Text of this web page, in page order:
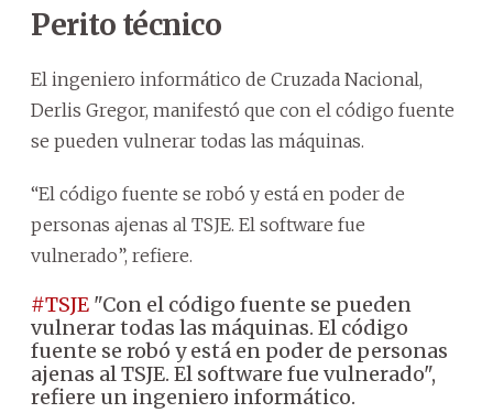
Perito técnico
El ingeniero informático de Cruzada Nacional,
Derlis Gregor, manifestó que con el código fuente
se pueden vulnerar todas las máquinas.
“El código fuente se robó y está en poder de
personas ajenas al TSJE. El software fue
vulnerado”, refiere.
#TSJE "Con el código fuente se pueden
vulnerar todas las máquinas. El código
fuente se robó y está en poder de personas
ajenas al TSJE. El software fue vulnerado",
refiere un ingeniero informático.